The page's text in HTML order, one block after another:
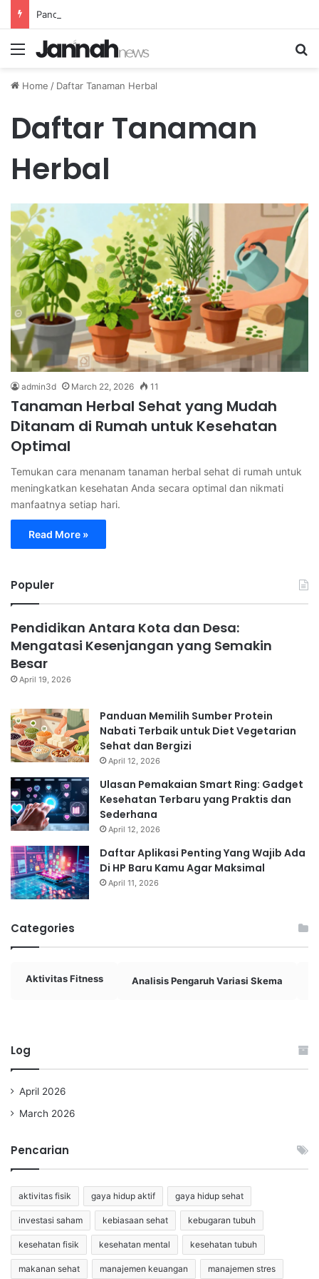
Menu
Home / Daftar Tanaman Herbal
Daftar Tanaman
Herbal
admin3d March 22, 2026 11
Tanaman Herbal Sehat yang Mudah
Ditanam di Rumah untuk Kesehatan
Optimal
Temukan cara menanam tanaman herbal sehat di rumah untuk
meningkatkan kesehatan Anda secara optimal dan nikmati
manfaatnya setiap hari.
Read More »
Populer
Pendidikan Antara Kota dan Desa:
Mengatasi Kesenjangan yang Semakin
Besar
April 19, 2026
Panduan Memilih Sumber Protein
Nabati Terbaik untuk Diet Vegetarian
Sehat dan Bergizi
April 12, 2026
Ulasan Pemakaian Smart Ring: Gadget
Kesehatan Terbaru yang Praktis dan
Sederhana
April 12, 2026
Daftar Aplikasi Penting Yang Wajib Ada
Di HP Baru Kamu Agar Maksimal
April 11, 2026
Categories
Aktivitas Fitness Analisis Pengaruh Variasi Skema
Log
April 2026
March 2026
Pencarian
aktivitas fisik gaya hidup aktif gaya hidup sehat
investasi saham kebiasaan sehat kebugaran tubuh
kesehatan fisik kesehatan mental kesehatan tubuh
makanan sehat manajemen keuangan manajemen stres